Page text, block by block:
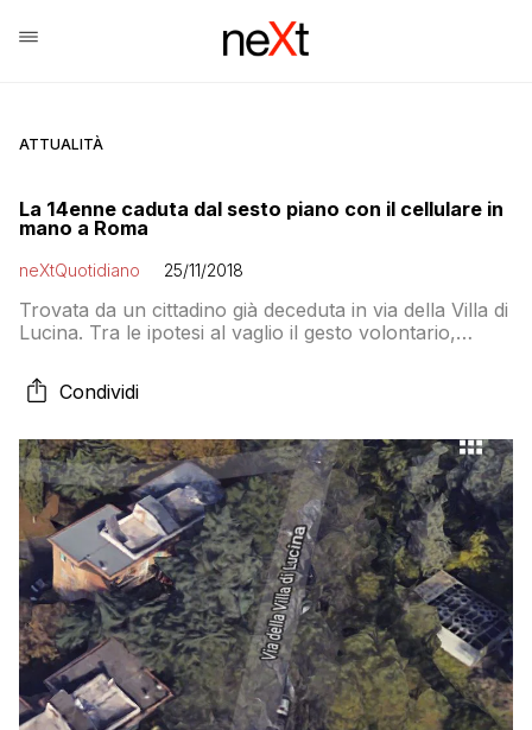
ATTUALITÀ
La 14enne caduta dal sesto piano con il cellulare in
mano a Roma
neXtQuotidiano 25/11/2018
Trovata da un cittadino già deceduta in via della Villa di
Lucina. Tra le ipotesi al vaglio il gesto volontario,
caduta accidentale durante un selfie estremo
Condividi